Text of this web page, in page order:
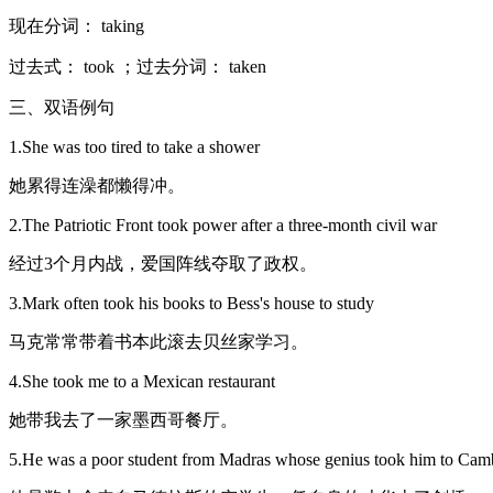
现在分词： taking
过去式： took ；过去分词： taken
三、双语例句
1.She was too tired to take a shower
她累得连澡都懒得冲。
2.The Patriotic Front took power after a three-month civil war
经过3个月内战，爱国阵线夺取了政权。
3.Mark often took his books to Bess's house to study
马克常常带着书本此滚去贝丝家学习。
4.She took me to a Mexican restaurant
她带我去了一家墨西哥餐厅。
5.He was a poor student from Madras whose genius took him to